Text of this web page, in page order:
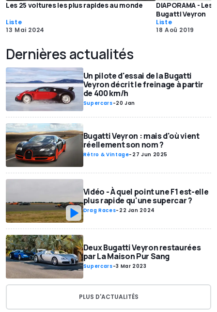
Les 25 voitures les plus rapides au monde
Liste
13 Mai 2024
DIAPORAMA -
Bugatti Veyron
Liste
18 Aoû 2019
Dernières actualités
Un pilote d'essai de la Bugatti
Veyron décrit le freinage à partir
de 400 km/h
Supercars-20 Jan
Bugatti Veyron : mais d'où vient
réellement son nom ?
Rétro & Vintage- 27 Jun 2025
Vidéo - À quel point une F1 est-elle
plus rapide qu'une supercar ?
Drag Races- 22 Jan 2024
Deux Bugatti Veyron restaurées
par La Maison Pur Sang
Supercars-3 Mar 2023
PLUS D'ACTUALITÉS